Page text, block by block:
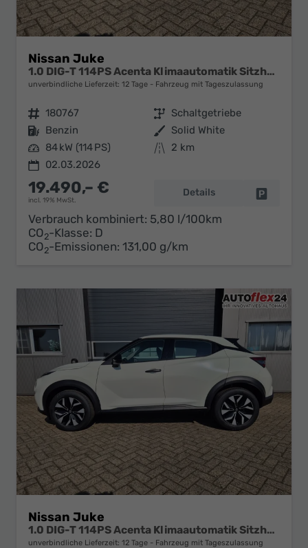
Nissan Juke
1.0 DIG-T 114PS Acenta Klimaautomatik Sitzheizung Rückf.Kamera Bluetooth Touchscreen wireless Apple CarPlay Android Auto
unverbindliche Lieferzeit: 12 Tage Fahrzeug mit Tageszulassung
Fahrzeugnr. 180767 Getriebe Schaltgetriebe
Kraftstoff Benzin Außenfarbe Solid White
Leistung 84 kW (114 PS) Kilometerstand
2 km
02.03.2026
19.490,– €
incl. 19% MwSt.
Details
Verbrauch kombiniert: 5,80 l/100km
CO2-Klasse: D
CO2-Emissionen: 131,00 g/km
Nissan Juke
1.0 DIG-T 114PS Acenta Klimaautomatik Sitzheizung Rückf.Kamera Bluetooth Touchscreen wireless Apple CarPlay Android Auto
unverbindliche Lieferzeit: 12 Tage Fahrzeug mit Tageszulassung